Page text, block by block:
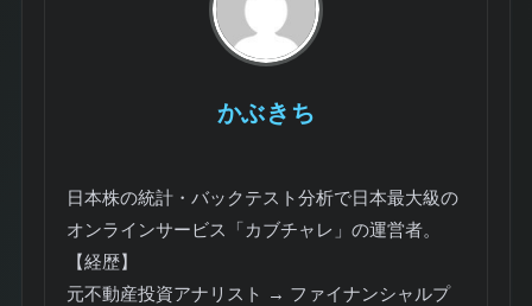
かぶきち
日本株の統計・バックテスト分析で日本最大級の
オンラインサービス「カブチャレ」の運営者。
【経歴】
元不動産投資アナリスト → ファイナンシャルプ